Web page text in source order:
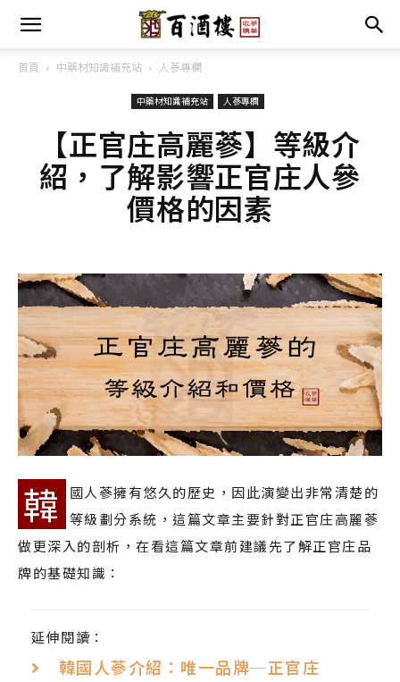
首頁 中藥材知識補充站 人蔘專欄
中藥材知識補充站 人蔘專欄
【正官庄高麗蔘】等級介
紹，了解影響正官庄人參
價格的因素
韓
國人蔘擁有悠久的歷史，因此演變出非常清楚的
等級劃分系統，這篇文章主要針對正官庄高麗蔘
做更深入的剖析，在看這篇文章前建議先了解正官庄品
牌的基礎知識：
延伸閱讀：
韓國人蔘介紹：唯一品牌─正官庄